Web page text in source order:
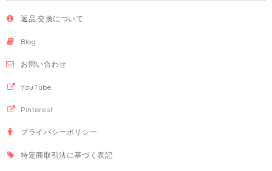
返品·交換について
Blog
お問い合わせ
YouTube
Pinterest
プライバシーポリシー
特定商取引法に基づく表記